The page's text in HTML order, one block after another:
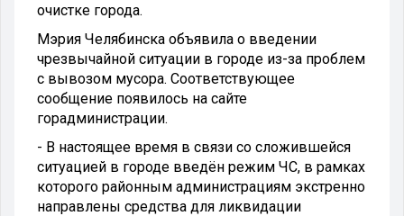
очистке города.
Мэрия Челябинска объявила о введении
чрезвычайной ситуации в городе из-за проблем
с вывозом мусора. Соответствующее
сообщение появилось на сайте
горадминистрации.
- В настоящее время в связи со сложившейся
ситуацией в городе введён режим ЧС, в рамках
которого районным администрациям экстренно
направлены средства для ликвидации